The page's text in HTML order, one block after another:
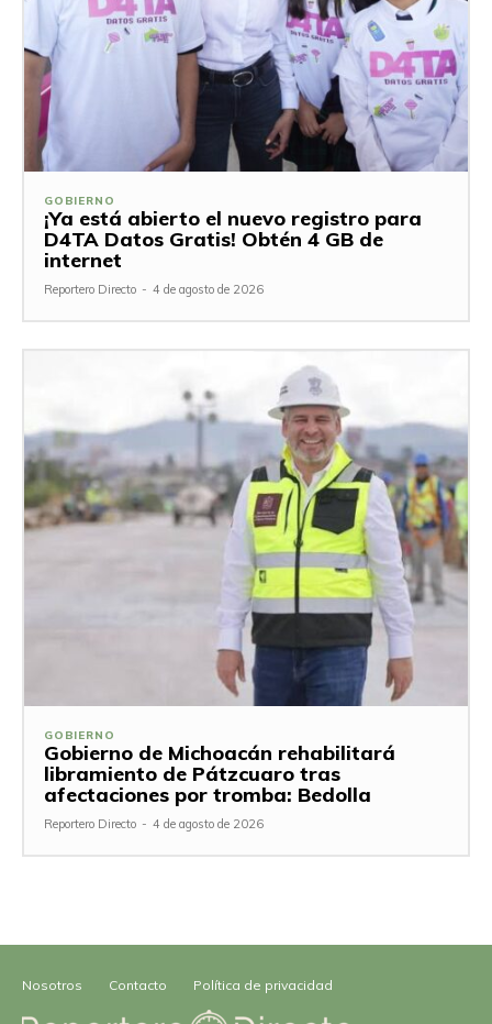
GOBIERNO
¡Ya está abierto el nuevo registro para
D4TA Datos Gratis! Obtén 4 GB de
internet
Reportero Directo - 4 de agosto de 2026
GOBIERNO
Gobierno de Michoacán rehabilitará
libramiento de Pátzcuaro tras
afectaciones por tromba: Bedolla
Reportero Directo - 4 de agosto de 2026
Nosotros Contacto Política de privacidad